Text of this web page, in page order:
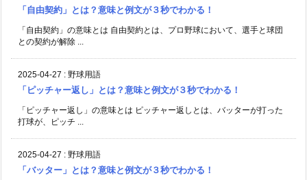
「自由契約」とは？意味と例文が３秒でわかる！
「自由契約」の意味とは 自由契約とは、プロ野球において、選手と球団
との契約が解除 ...
2025-04-27 : 野球用語
「ピッチャー返し」とは？意味と例文が３秒でわかる！
「ピッチャー返し」の意味とは ピッチャー返しとは、バッターが打った
打球が、ピッチ ...
2025-04-27 : 野球用語
「バッター」とは？意味と例文が３秒でわかる！